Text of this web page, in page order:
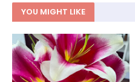
YOU MIGHT LIKE